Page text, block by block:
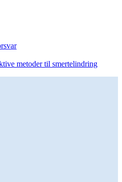
metoder til smertelindring